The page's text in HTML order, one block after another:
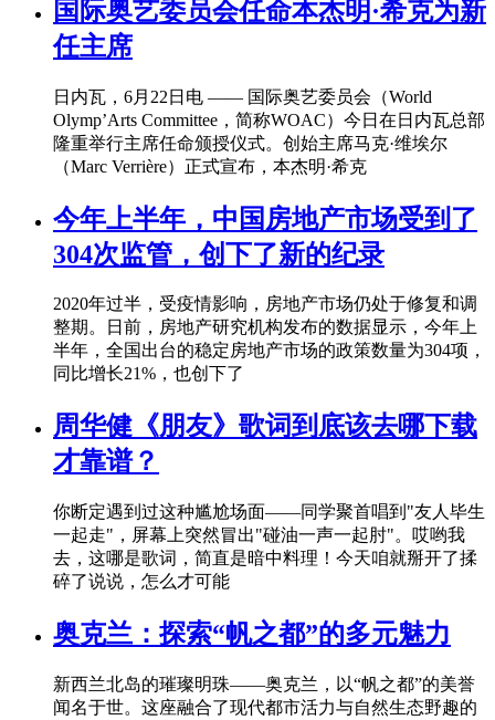
国际奥艺委员会任命本杰明·希克为新
任主席
日内瓦，6月22日电 —— 国际奥艺委员会（World
Olymp’Arts Committee，简称WOAC）今日在日内瓦总部
隆重举行主席任命颁授仪式。创始主席马克·维埃尔
（Marc Verrière）正式宣布，本杰明·希克
今年上半年，中国房地产市场受到了
304次监管，创下了新的纪录
2020年过半，受疫情影响，房地产市场仍处于修复和调
整期。日前，房地产研究机构发布的数据显示，今年上
半年，全国出台的稳定房地产市场的政策数量为304项，
同比增长21%，也创下了
周华健《朋友》歌词到底该去哪下载
才靠谱？
你断定遇到过这种尴尬场面——同学聚首唱到"友人毕生
一起走"，屏幕上突然冒出"碰油一声一起肘"。哎哟我
去，这哪是歌词，简直是暗中料理！今天咱就掰开了揉
碎了说说，怎么才可能
奥克兰：探索“帆之都”的多元魅力
新西兰北岛的璀璨明珠——奥克兰，以“帆之都”的美誉
闻名于世。这座融合了现代都市活力与自然生态野趣的